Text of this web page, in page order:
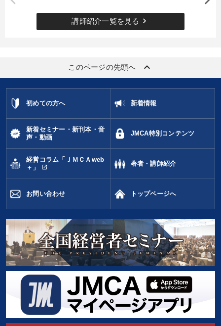
講師紹介一覧を見る keyboard_arrow_right
このページの先頭へ keyboard_arrow_up
初めての方へ 新着情報
新着セミナー・新刊本・音
声・動画
JMCA特別コンテンツ
経営コラム「ＪＭＣＡweb
＋」
open_in_new
著者・講師紹介
お問い合わせ トップページへ